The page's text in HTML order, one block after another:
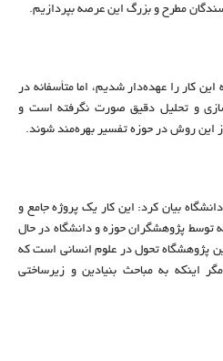
مطرح و بزرگ این عرصه بپردازیم.
کار را عهده‌دار شدیم، اما متأسفانه در
و تحلیل دقیق صورت نگرفته است و
این روش در حوزه تفسیر بهره‌مند شوند.
بیان کرد: این کار یک پروژه جامع و
توسط پژوهشگران حوزه و دانشگاه در حال
پژوهشگاه تحول در علوم انسانی است که
اینکه به مباحث بنیادین و زیرساختی